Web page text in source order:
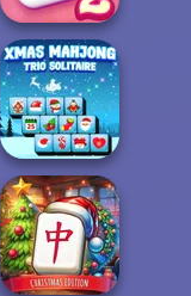
Solitaire
Mahjong Candy 2
Xmas Mahjong
Trio Solitaire